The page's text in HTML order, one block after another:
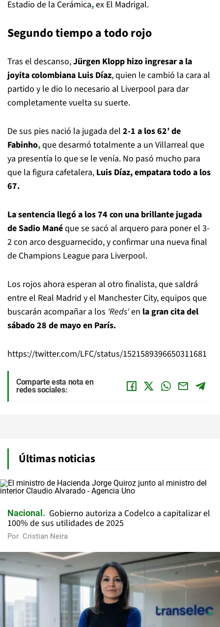
Estadio de la Cerámica,ex El Madrigal.
Segundo tiempo a todo rojo
Tras el descanso,Jürgen Klopp hizo ingresar a la
joyita colombiana Luis Díaz, quien le cambió la cara al
partido y le dio lo necesario al Liverpool para dar
completamente vuelta su suerte.
De sus pies nació la jugada del 2-1 a los 62’ de
Fabinho,que desarmó totalmente a un Villarreal que
ya presentía lo que se le venía. No pasó mucho para
que la figura cafetalera, Luis Díaz, empatara todo a los
67.
La sentencia llegó a los 74 con una brillante jugada
de Sadio Manéque se sacó al arquero para poner el 3-
2 con arco desguarnecido, y confirmar una nueva final
de Champions League para Liverpool.
Los rojos ahora esperan al otro finalista, que saldrá
entre el Real Madrid y el Manchester City, equipos que
buscarán acompañar a los 'Reds'en la gran cita del
sábado 28 de mayo en París.
https://twitter.com/LFC/status/1521589396650311681
Comparte esta nota en
redes sociales:
Últimas noticias
Nacional
Gobierno autoriza a Codelco a capitalizar el
100% de sus utilidades de 2025
Por Cristian Neira